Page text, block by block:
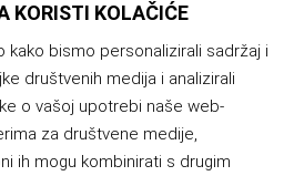
KORISTI KOLAČIĆE
kako bismo personalizirali sadržaj i
društvenih medija i analizirali
o vašoj upotrebi naše web-
za društvene medije,
ih mogu kombinirati s drugim